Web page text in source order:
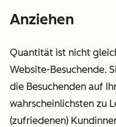
Anziehen
Quantität ist nicht
Website-Besuchende.
die Besuchenden auf
wahrscheinlichsten zu
(zufriedenen)